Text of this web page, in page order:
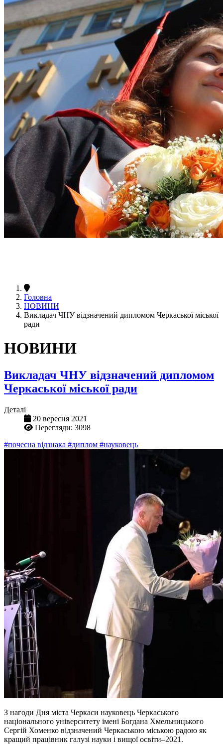
Головна
НОВИНИ
Викладач ЧНУ відзначений дипломом Черкаської міської
ради
НОВИНИ
Викладач ЧНУ відзначений дипломом
Черкаської міської ради
Деталі
20 вересня 2021
Перегляди: 3098
#почесна відзнака #диплом #науковець
З нагоди Дня міста Черкаси науковець Черкаського
національного університету імені Богдана Хмельницького
Сергій Хоменко відзначений Черкаською міською радою як
кращий працівник галузі науки і вищої освіти–2021.